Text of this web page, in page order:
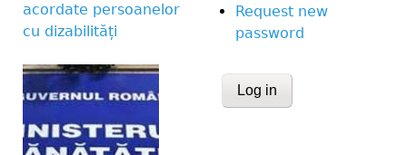
acordate persoanelor
cu dizabilități
Request new
password
CAPTCHA